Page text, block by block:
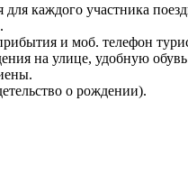
каждого участника
и моб. телефон
на улице, удобную
о рождении).